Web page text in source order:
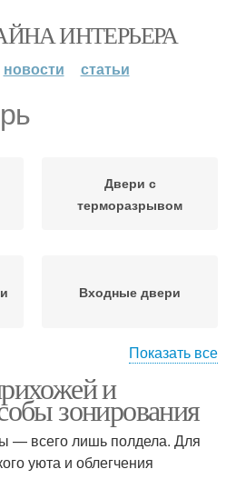
ИНТЕРЬЕРА
новости статьи
Двери с
терморазрывом
Входные двери
Металлическая дверь
Показать все
и
зонирования
— всего лишь полдела. Для
уюта и облегчения